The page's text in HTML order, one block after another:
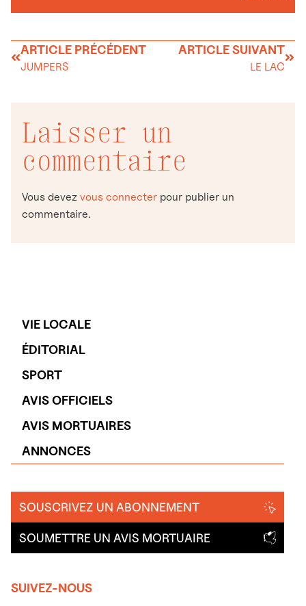
VIE LOCALE
ÉDITORIAL
SPORT
AVIS OFFICIELS
AVIS MORTUAIRES
ANNONCES
SOUSCRIVEZ UN ABONNEMENT
SOUMETTRE UN AVIS MORTUAIRE
SUIVEZ-NOUS
ARTICLE PRÉCÉDENT
JUMPERS
ARTICLE SUIVANT
LE LAC
Laisser un
commentaire
Vous devez vous connecter pour publier un
commentaire.